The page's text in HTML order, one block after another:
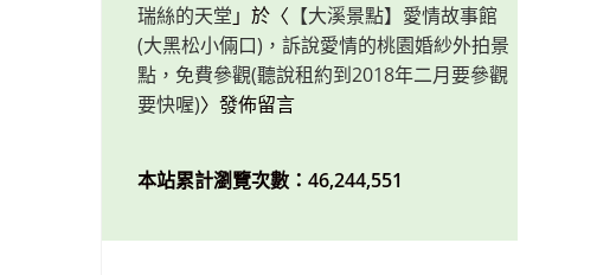
瑞絲的天堂 」於〈 【大溪景點】愛情故事館
(大黑松小倆口)，訴說愛情的桃園婚紗外拍景
點，免費參觀(聽說租約到2018年二月要參觀
要快喔)〉發佈留言
本站累計瀏覽次數：46,244,551